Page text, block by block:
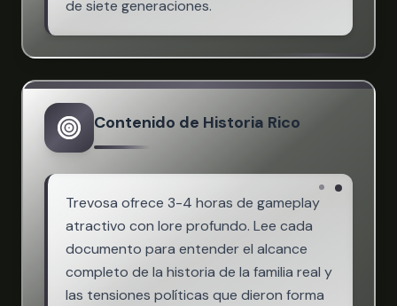
de siete generaciones.
Contenido de Historia Rico
Trevosa ofrece 3-4 horas de gameplay
atractivo con lore profundo. Lee cada
documento para entender el alcance
completo de la historia de la familia real y
las tensiones políticas que dieron forma